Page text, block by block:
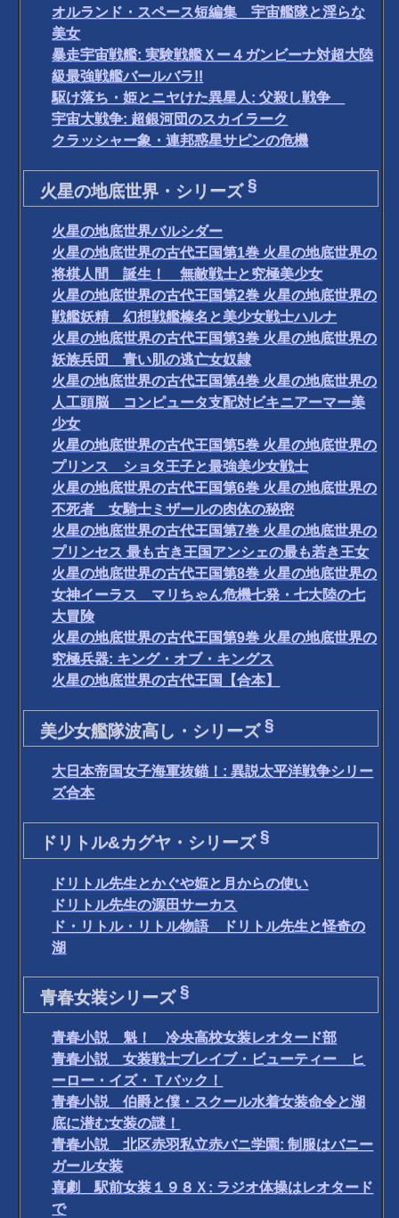
オルランド・スペース短編集 宇宙艦隊と淫らな
美女
暴走宇宙戦艦: 実験戦艦Ｘー４ガンビーナ対超大陸
級最強戦艦バールバラ!!
駆け落ち・姫とニヤけた異星人: 父殺し戦争
宇宙大戦争: 超銀河団のスカイラーク
クラッシャー象・連邦惑星サピンの危機
火星の地底世界・シリーズ §
火星の地底世界バルシダー
火星の地底世界の古代王国第1巻 火星の地底世界の
将棋人間 誕生！ 無敵戦士と究極美少女
火星の地底世界の古代王国第2巻 火星の地底世界の
戦艦妖精 幻想戦艦榛名と美少女戦士ハルナ
火星の地底世界の古代王国第3巻 火星の地底世界の
妖族兵団 青い肌の逃亡女奴隷
火星の地底世界の古代王国第4巻 火星の地底世界の
人工頭脳 コンピュータ支配対ビキニアーマー美
少女
火星の地底世界の古代王国第5巻 火星の地底世界の
プリンス ショタ王子と最強美少女戦士
火星の地底世界の古代王国第6巻 火星の地底世界の
不死者 女騎士ミザールの肉体の秘密
火星の地底世界の古代王国第7巻 火星の地底世界の
プリンセス 最も古き王国アンシェの最も若き王女
火星の地底世界の古代王国第8巻 火星の地底世界の
女神イーラス マリちゃん危機七発・七大陸の七
大冒険
火星の地底世界の古代王国第9巻 火星の地底世界の
究極兵器: キング・オブ・キングス
火星の地底世界の古代王国【合本】
美少女艦隊波高し・シリーズ §
大日本帝国女子海軍抜錨！: 異説太平洋戦争シリー
ズ合本
ドリトル&カグヤ・シリーズ§
ドリトル先生とかぐや姫と月からの使い
ドリトル先生の源田サーカス
ド・リトル・リトル物語 ドリトル先生と怪奇の
湖
青春女装シリーズ§
青春小説 魁！ 冷央高校女装レオタード部
青春小説 女装戦士ブレイブ・ビューティー ヒ
ーロー・イズ・Ｔバック！
青春小説 伯爵と僕・スクール水着女装命令と湖
底に潜む女装の謎！
青春小説 北区赤羽私立赤バニ学園: 制服はバニー
ガール女装
喜劇 駅前女装１９８Ｘ: ラジオ体操はレオタード
で